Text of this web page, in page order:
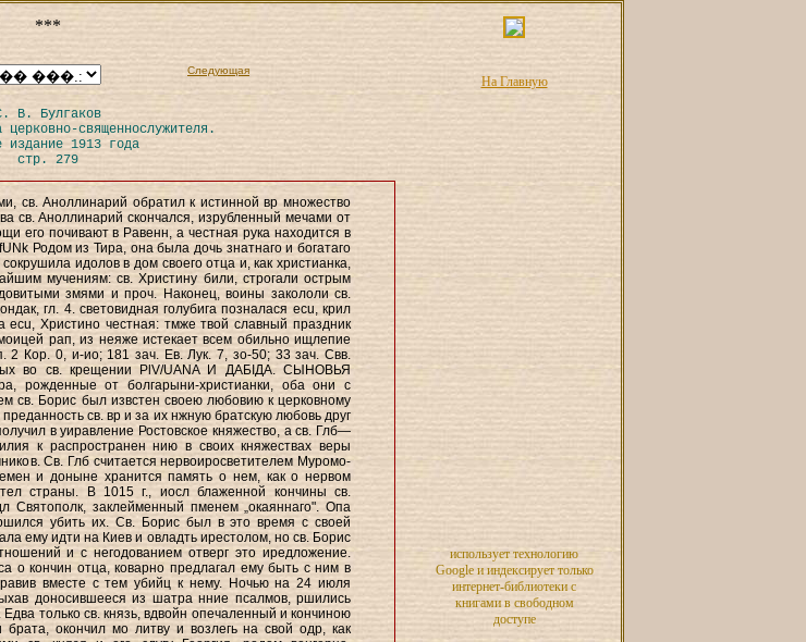
***
Следующая
В. Булгаков
церковно-священнослужителя.
издание 1913 года
стр. 279
св. Аноллинарий обратил к истинной вр множество
св. Аноллинарий скончался, изрубленный мечами от
его почивают в Равенн, а честная рука находится в
Родом из Тира, она была дочь знатнаго и богатаго
идолов в дом своего отца и, как христианка,
мучениям: св. Христину били, строгали острым
змями и проч. Наконец, воины закололи св.
гл. 4. световидная голубига позналася ecu, крил
Христино честная: тмже твой славный праздник
рап, из неяже истекает всем обильно ищлепие
2 Кор. 0, и-ио; 181 зач. Ев. Лук. 7, зо-50; 33 зач. Свв.
во св. крещении PlV/UANA И ДАБІДА. СЫНОВЬЯ
рожденные от болгарыни-христианки, оба они с
св. Борис был извстен своею любовию к церковному
св. вр и за их нжную братскую любовь друг
в уиравление Ростовское княжество, а св. Глб—
к распространен нию в своих княжествах веры
Св. Глб считается нервоиросветителем Муромо-
и доныне хранится память о нем, как о нервом
страны. В 1015 г., иосл блаженной кончины св.
Святополк, заклейменный пменем „окаяннаго". Опа
убить их. Св. Борис был в это время с своей
ему идти на Киев и овладть ирестолом, но св. Борис
и с негодованием отверг это иредложение.
о кончин отца, коварно предлагал ему быть с ним в
вместе с тем убийц к нему. Ночью на 24 июля
доносившееся из шатра нние псалмов, ршились
Едва только св. князь, вдвойн опечаленный и кончиною
окончил мо литву и возлегь на свой одр, как
На Главную
использует технологию
Google и индексирует только
интернет-библиотеки с
книгами в свободном
доступе